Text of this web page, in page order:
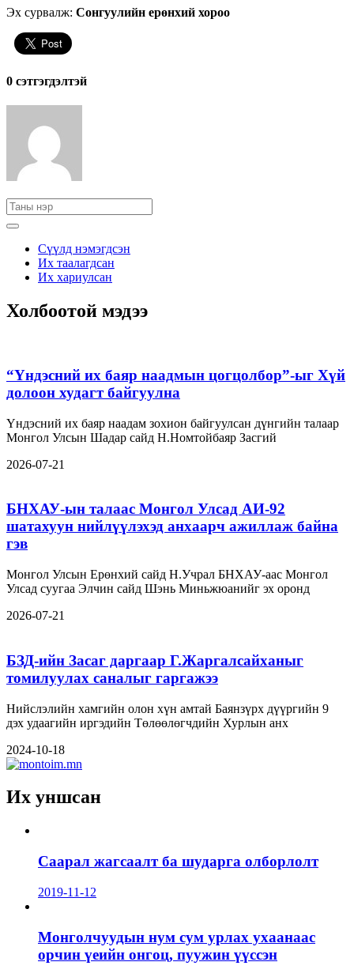
Эх сурвалж: Сонгуулийн ерөнхий хороо
0 cэтгэгдэлтэй
Сүүлд нэмэгдсэн
Их таалагдсан
Их хариулсан
Холбоотой мэдээ
“Үндэсний их баяр наадмын цогцолбор”-ыг Хүй
долоон худагт байгуулна
Үндэсний их баяр наадам зохион байгуулсан дүнгийн талаар
Монгол Улсын Шадар сайд Н.Номтойбаяр Засгий
2026-07-21
БНХАУ-ын талаас Монгол Улсад АИ-92
шатахуун нийлүүлэхэд анхаарч ажиллаж байна
гэв
Монгол Улсын Ерөнхий сайд Н.Учрал БНХАУ-аас Монгол
Улсад суугаа Элчин сайд Шэнь Миньжюанийг эх оронд
2026-07-21
БЗД-ийн Засаг даргаар Г.Жаргалсайханыг
томилуулах саналыг гаргажээ
Нийслэлийн хамгийн олон хүн амтай Баянзүрх дүүргийн 9
дэх удаагийн иргэдийн Төлөөлөгчдийн Хурлын анх
2024-10-18
Их уншсан
Саарал жагсаалт ба шударга олборлолт
2019-11-12
Монголчуудын нум сум урлах ухаанаас
орчин үеийн онгоц, пуужин үүссэн